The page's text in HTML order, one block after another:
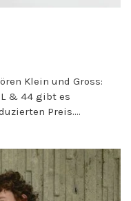
Klein und Gross:
& 44 gibt es
Preis....